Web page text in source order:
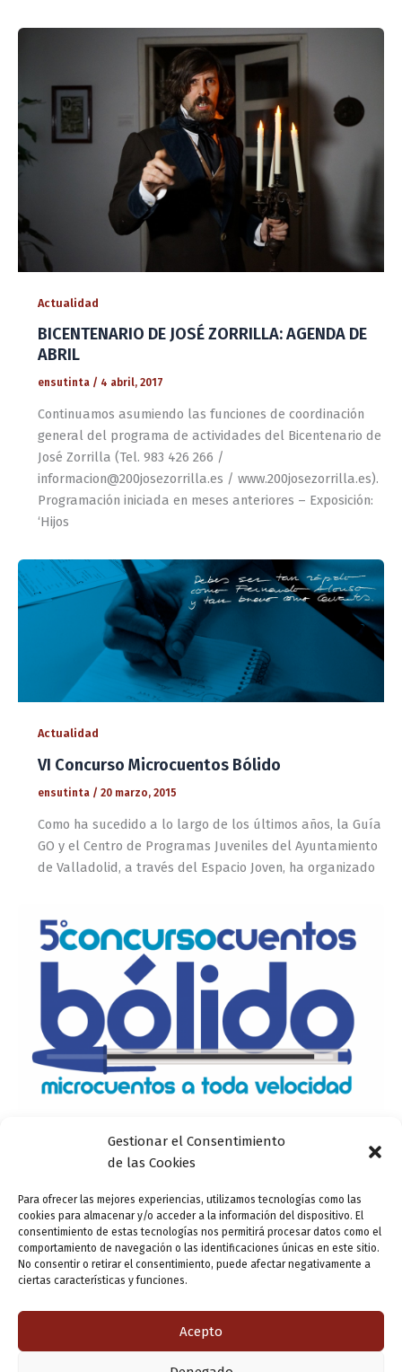
Gestionar el Consentimiento
de las Cookies
Para ofrecer las mejores experiencias, utilizamos tecnologías como las
cookies para almacenar y/o acceder a la información del dispositivo. El
consentimiento de estas tecnologías nos permitirá procesar datos como el
comportamiento de navegación o las identificaciones únicas en este sitio.
No consentir o retirar el consentimiento, puede afectar negativamente a
ciertas características y funciones.
Acepto
Actualidad
BICENTENARIO DE JOSÉ ZORRILLA: AGENDA DE
ABRIL
ensutinta / 4 abril, 2017
Continuamos asumiendo las funciones de coordinación
general del programa de actividades del Bicentenario de
José Zorrilla (Tel. 983 426 266 /
informacion@200josezorrilla.es / www.200josezorrilla.es).
Programación iniciada en meses anteriores – Exposición:
‘Hijos
Actualidad
VI Concurso Microcuentos Bólido
ensutinta / 20 marzo, 2015
Como ha sucedido a lo largo de los últimos años, la Guía
GO y el Centro de Programas Juveniles del Ayuntamiento
de Valladolid, a través del Espacio Joven, ha organizado
V Concurso de Cuentos Bólido: Microcuentos a
toda velocidad
ensutinta/3 abril, 2014
Un año más, la Guía GO y el Centro de Programas
Juveniles del Ayuntamiento de Valladolid, a través del